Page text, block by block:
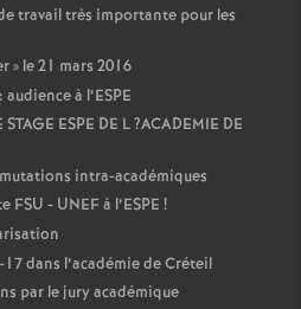
travail très importante pour les
» le 21 mars 2016
à l’ESPE
STAGE ESPE DE L?ACADEMIE DE
intra-académiques
FSU - UNEFà l’ESPE !
dans l’académie de Créteil
par le jury académique